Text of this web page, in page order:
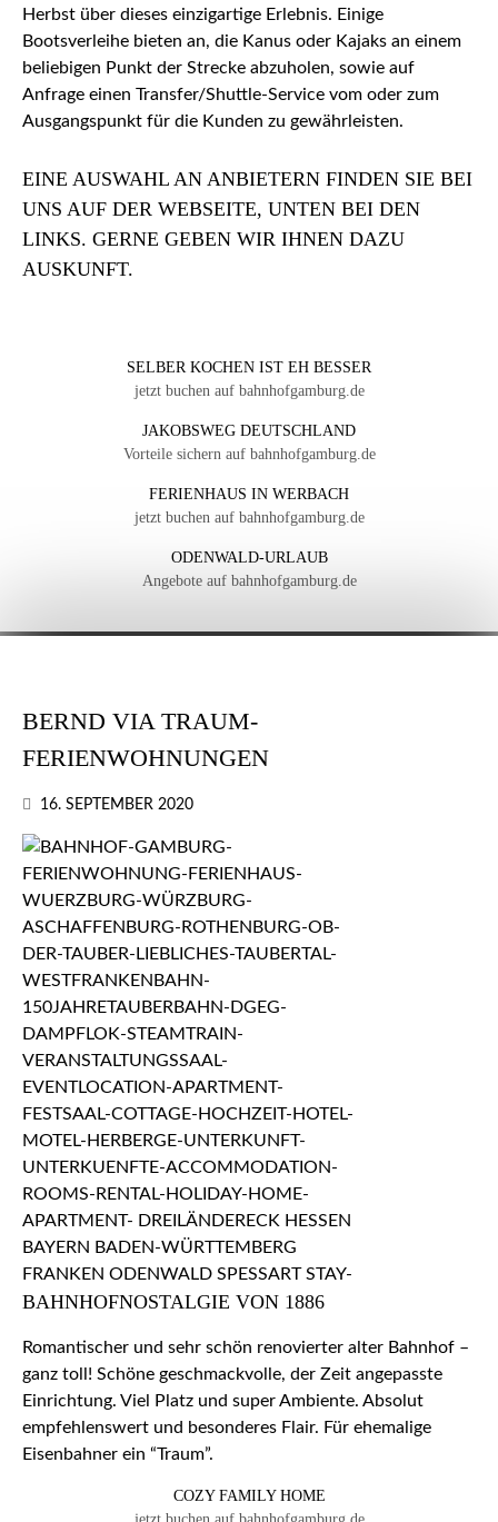
Herbst über dieses einzigartige Erlebnis. Einige
Bootsverleihe bieten an, die Kanus oder Kajaks an einem
beliebigen Punkt der Strecke abzuholen, sowie auf
Anfrage einen Transfer/Shuttle-Service vom oder zum
Ausgangspunkt für die Kunden zu gewährleisten.
EINE AUSWAHL AN ANBIETERN FINDEN SIE BEI
UNS AUF DER WEBSEITE, UNTEN BEI DEN
LINKS. GERNE GEBEN WIR IHNEN DAZU
AUSKUNFT.
SELBER KOCHEN IST EH BESSER
jetzt buchen auf bahnhofgamburg.de
JAKOBSWEG DEUTSCHLAND
Vorteile sichern auf bahnhofgamburg.de
FERIENHAUS IN WERBACH
jetzt buchen auf bahnhofgamburg.de
ODENWALD-URLAUB
Angebote auf bahnhofgamburg.de
BERND VIA TRAUM-
FERIENWOHNUNGEN
16. SEPTEMBER 2020
BAHNHOFNOSTALGIE VON 1886
Romantischer und sehr schön renovierter alter Bahnhof –
ganz toll! Schöne geschmackvolle, der Zeit angepasste
Einrichtung. Viel Platz und super Ambiente. Absolut
empfehlenswert und besonderes Flair. Für ehemalige
Eisenbahner ein “Traum”.
COZY FAMILY HOME